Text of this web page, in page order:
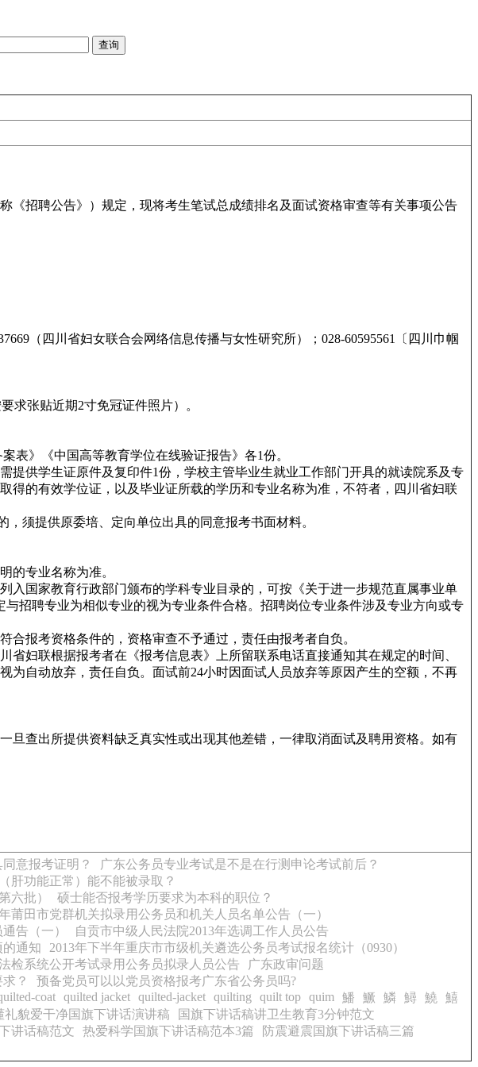
招聘公告》）规定，现将考生笔试总成绩排名及面试资格审查等有关事项公告
（四川省妇女联合会网络信息传播与女性研究所）；028-60595561〔四川巾帼
求张贴近期2寸免冠证件照片）。
表》《中国高等教育学位在线验证报告》各1份。
供学生证原件及复印件1份，学校主管毕业生就业工作部门开具的就读院系及专
的有效学位证，以及毕业证所载的学历和专业名称为准，不符者，四川省妇联
须提供原委培、定向单位出具的同意报考书面材料。
的专业名称为准。
国家教育行政部门颁布的学科专业目录的，可按《关于进一步规范直属事业单
招聘专业为相似专业的视为专业条件合格。招聘岗位专业条件涉及专业方向或专
报考资格条件的，资格审查不予通过，责任由报考者自负。
省妇联根据报考者在《报考信息表》上所留联系电话直接通知其在规定的时间、
自动放弃，责任自负。面试前24小时因面试人员放弃等原因产生的空额，不再
查出所提供资料缺乏真实性或出现其他差错，一律取消面试及聘用资格。如有
意报考证明？
广东公务员专业考试是不是在行测申论考试前后？
肝功能正常）能不能被录取？
六批）
硕士能否报考学历要求为本科的职位？
莆田市党群机关拟录用公务员和机关人员名单公告（一）
告（一）
自贡市中级人民法院2013年选调工作人员公告
通知
2013年下半年重庆市市级机关遴选公务员考试报名统计（0930）
检系统公开考试录用公务员拟录人员公告
广东政审问题
？
预备党员可以以党员资格报考广东省公务员吗?
coat quilted jacket quilted-jacket quilting quilt top quim 鱕 鱖 鱗 鱘 鱙
鱚
礼貌爱干净国旗下讲话演讲稿
国旗下讲话稿讲卫生教育3分钟范文
讲话稿范文 热爱科学国旗下讲话稿范本3篇
防震避震国旗下讲话稿三篇